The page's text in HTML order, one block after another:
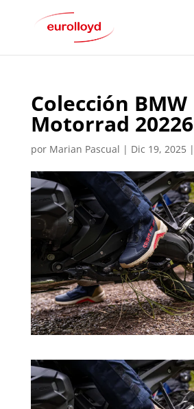
Colección BMW
Motorrad 20226
por Marian Pascual | Dic 19, 2025|